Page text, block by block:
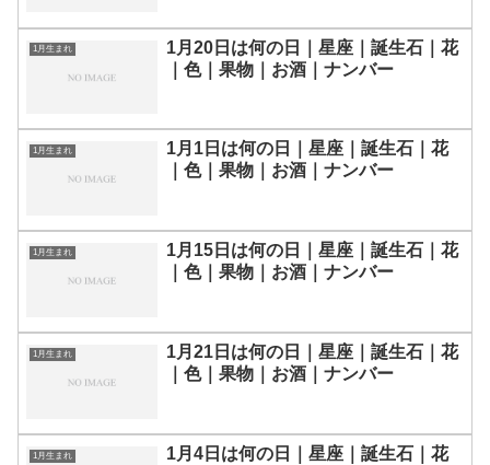
1月生まれ
1月20日は何の日｜星座｜誕生石｜花
｜色｜果物｜お酒｜ナンバー
1月生まれ
1月1日は何の日｜星座｜誕生石｜花
｜色｜果物｜お酒｜ナンバー
1月生まれ
1月15日は何の日｜星座｜誕生石｜花
｜色｜果物｜お酒｜ナンバー
1月生まれ
1月21日は何の日｜星座｜誕生石｜花
｜色｜果物｜お酒｜ナンバー
1月生まれ
1月4日は何の日｜星座｜誕生石｜花